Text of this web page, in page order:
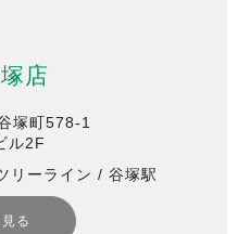
店
塚町578-1
ル2F
リーライン / 谷塚駅
る